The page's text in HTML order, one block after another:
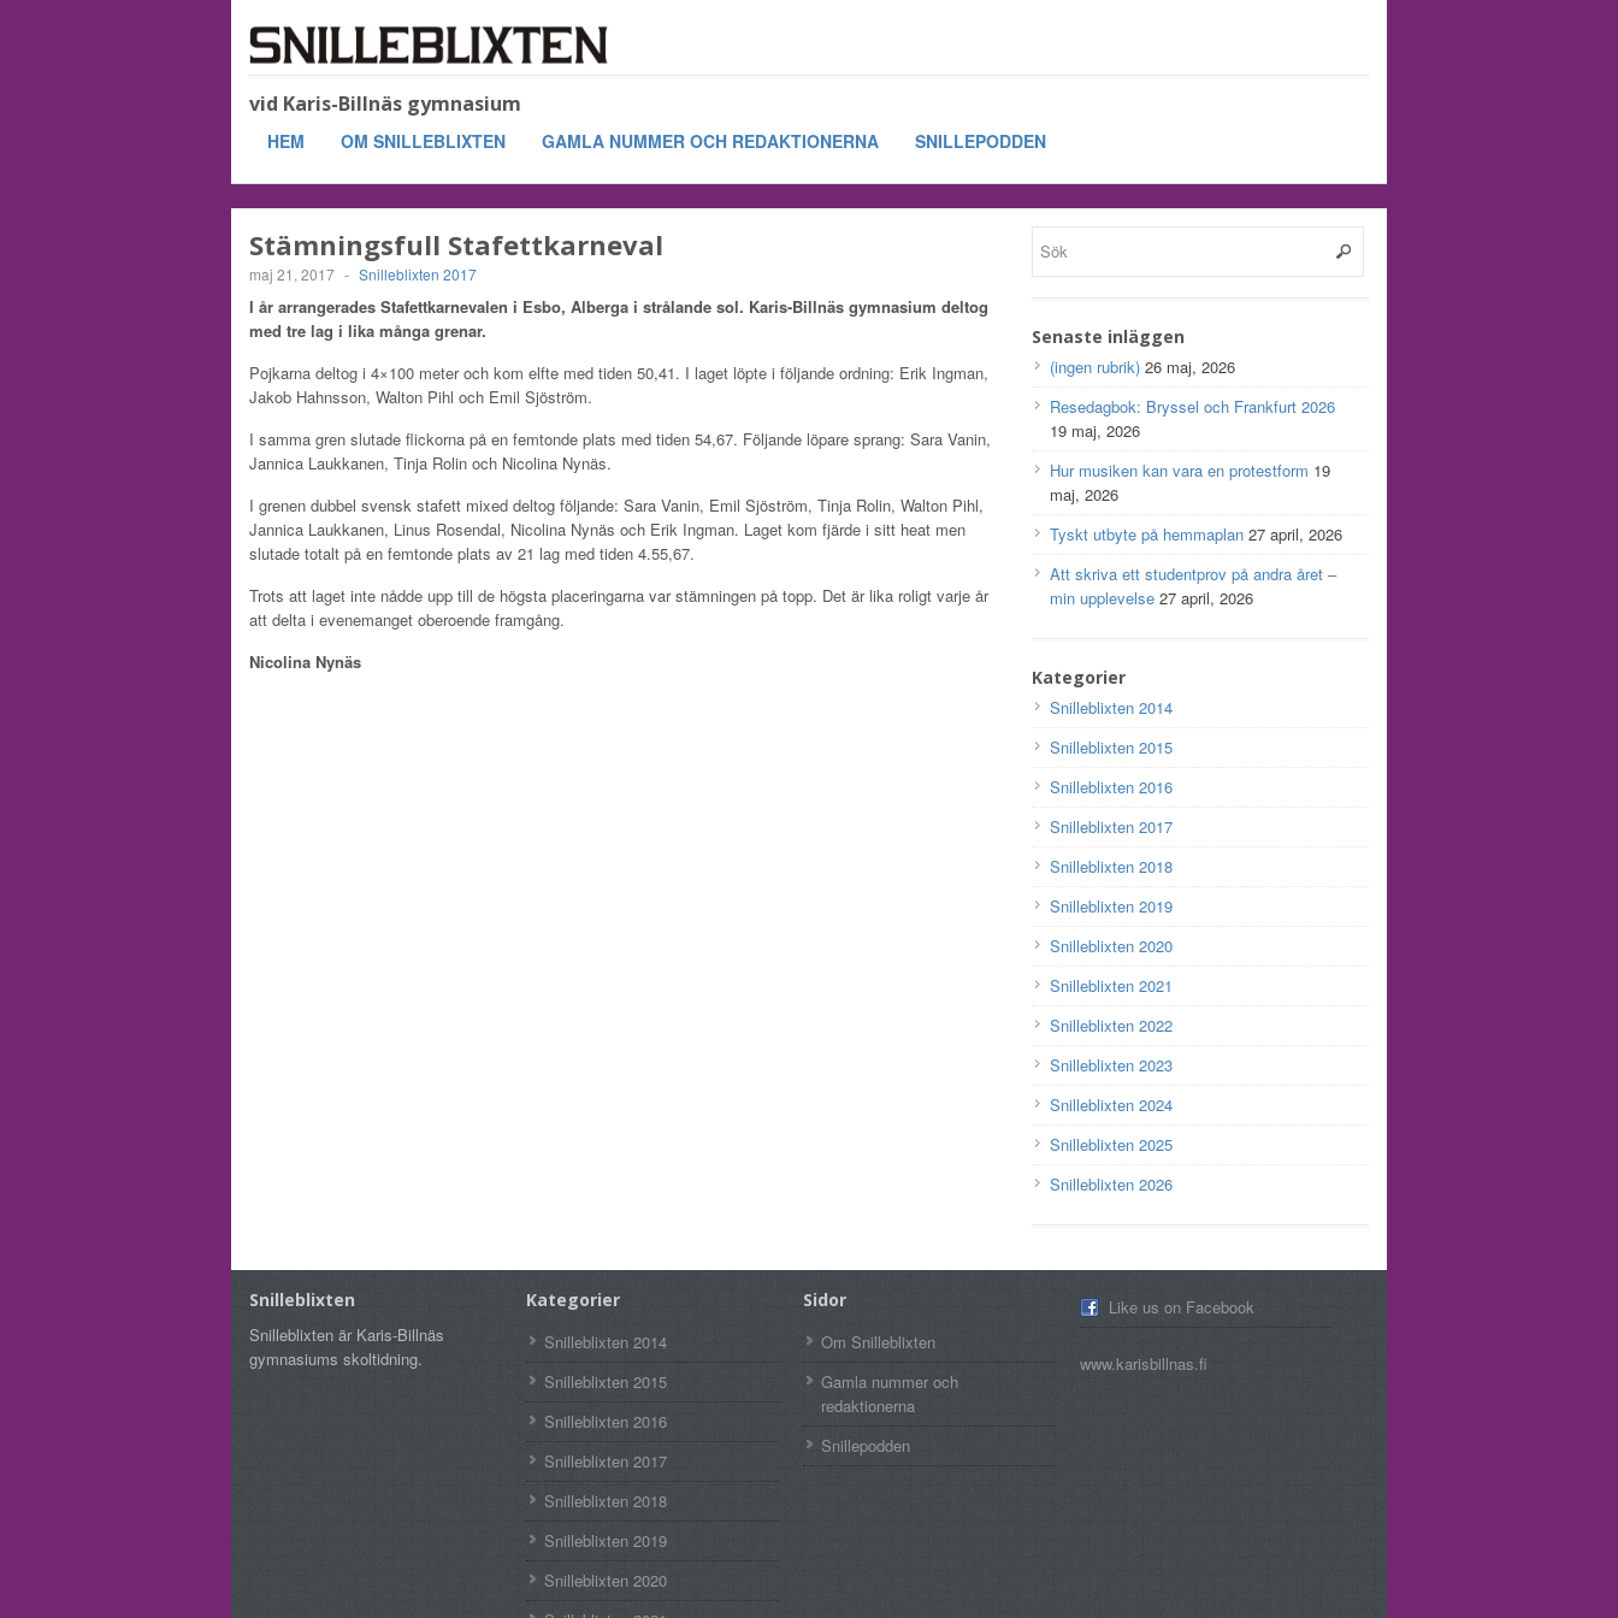
vid Karis-Billnäs gymnasium
HEM OM SNILLEBLIXTEN GAMLA NUMMER OCH REDAKTIONERNA SNILLEPODDEN
Stämningsfull Stafettkarneval
maj 21, 2017 - Snilleblixten 2017
I år arrangerades Stafettkarnevalen i Esbo, Alberga i strålande sol. Karis-Billnäs gymnasium deltog
med tre lag i lika många grenar.
Pojkarna deltog i 4×100 meter och kom elfte med tiden 50,41. I laget löpte i följande ordning: Erik Ingman,
Jakob Hahnsson, Walton Pihl och Emil Sjöström.
I samma gren slutade flickorna på en femtonde plats med tiden 54,67. Följande löpare sprang: Sara Vanin,
Jannica Laukkanen, Tinja Rolin och Nicolina Nynäs.
I grenen dubbel svensk stafett mixed deltog följande: Sara Vanin, Emil Sjöström, Tinja Rolin, Walton Pihl,
Jannica Laukkanen, Linus Rosendal, Nicolina Nynäs och Erik Ingman. Laget kom fjärde i sitt heat men
slutade totalt på en femtonde plats av 21 lag med tiden 4.55,67.
Trots att laget inte nådde upp till de högsta placeringarna var stämningen på topp. Det är lika roligt varje år
att delta i evenemanget oberoende framgång.
Nicolina Nynäs
Senaste inläggen
(ingen rubrik) 26 maj, 2026
Resedagbok: Bryssel och Frankfurt 2026
19 maj, 2026
Hur musiken kan vara en protestform 19
maj, 2026
Tyskt utbyte på hemmaplan 27 april, 2026
Att skriva ett studentprov på andra året –
min upplevelse 27 april, 2026
Kategorier
Snilleblixten 2014
Snilleblixten 2015
Snilleblixten 2016
Snilleblixten 2017
Snilleblixten 2018
Snilleblixten 2019
Snilleblixten 2020
Snilleblixten 2021
Snilleblixten 2022
Snilleblixten 2023
Snilleblixten 2024
Snilleblixten 2025
Snilleblixten 2026
Snilleblixten
Snilleblixten är Karis-Billnäs
gymnasiums skoltidning.
Kategorier
Snilleblixten 2014
Snilleblixten 2015
Snilleblixten 2016
Snilleblixten 2017
Snilleblixten 2018
Snilleblixten 2019
Snilleblixten 2020
Sidor
Om Snilleblixten
Gamla nummer och
redaktionerna
Snillepodden
Like us on Facebook
www.karisbillnas.fi